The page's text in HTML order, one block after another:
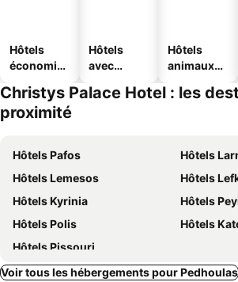
Hôtels
économiq
Hôtels
avec
Hôtels
animaux
Christys Palace Hotel : les
proximité
Hôtels Pafos
Hôtels
Hôtels Lemesos
Hôtels
Hôtels Kyrinia
Hôtels
Hôtels Polis
Hôtels
Hôtels Pissouri
Voir tous les hébergements pour Pedhoulas